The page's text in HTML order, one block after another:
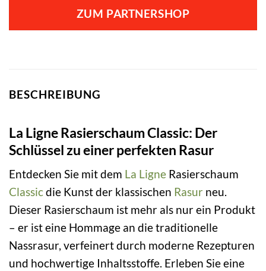
ZUM PARTNERSHOP
BESCHREIBUNG
La Ligne Rasierschaum Classic: Der
Schlüssel zu einer perfekten Rasur
Entdecken Sie mit dem La Ligne Rasierschaum
Classicdie Kunst der klassischen Rasur neu.
Dieser Rasierschaum ist mehr als nur ein Produkt
– er ist eine Hommage an die traditionelle
Nassrasur, verfeinert durch moderne Rezepturen
und hochwertige Inhaltsstoffe. Erleben Sie eine